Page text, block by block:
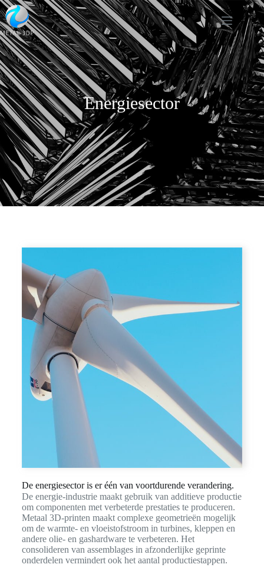
Energiesector
De energiesector is er één van voortdurende verandering.
De energie-industrie maakt gebruik van additieve productie
om componenten met verbeterde prestaties te produceren.
Metaal 3D-printen maakt complexe geometrieën mogelijk
om de warmte- en vloeistofstroom in turbines, kleppen en
andere olie- en gashardware te verbeteren. Het
consolideren van assemblages in afzonderlijke geprinte
onderdelen vermindert ook het aantal productiestappen.